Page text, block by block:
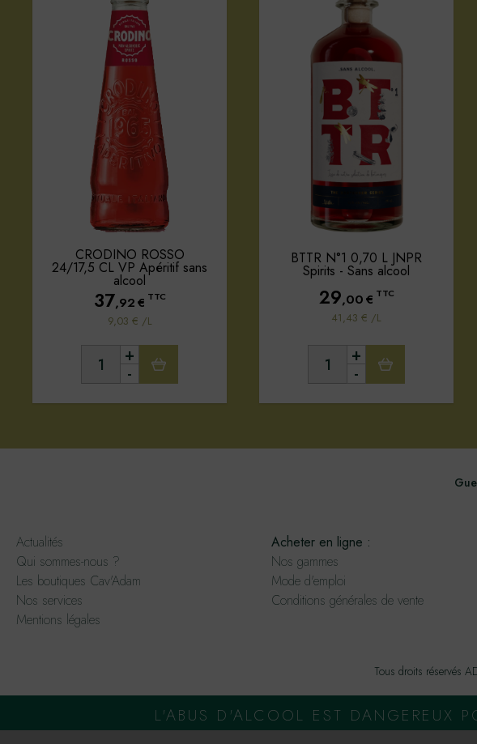
CRODINO ROSSO
24/17,5 CL VP Apéritif sans
alcool
37,92€ TTC
9,03 € /L
-
+
BTTR N°1 0,70 L JNPR
Spirits - Sans alcool
29,00€ TTC
41,43 € /L
-
+
Actualités
Qui sommes-nous ?
Les boutiques Cav'Adam
Nos services
Mentions légales
Acheter en ligne :
Nos gammes
Mode d'emploi
Conditions générales de vente
Tous droits réservés
L'ABUS D'ALCOOL EST DANGEREUX